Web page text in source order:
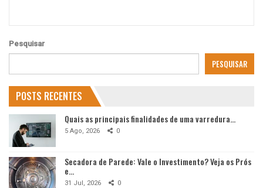
Pesquisar
PESQUISAR
POSTS RECENTES
Quais as principais finalidades de uma varredura…
5 Ago, 2026 0
Secadora de Parede: Vale o Investimento? Veja os Prós
e…
31 Jul, 2026 0